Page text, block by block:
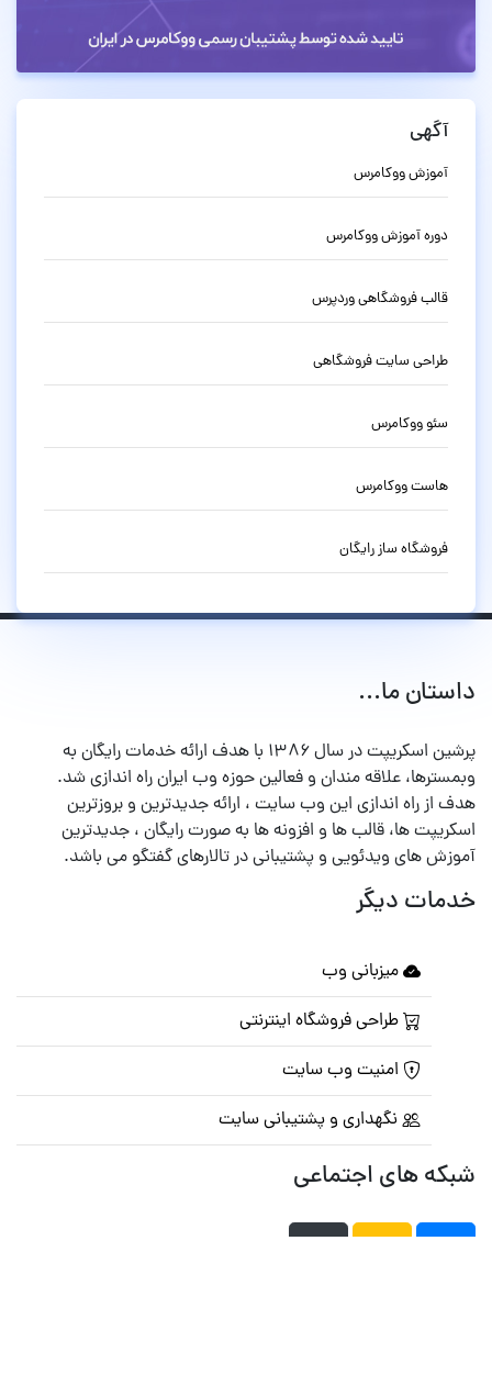
آگهی
آموزش ووکامرس
دوره آموزش ووکامرس
قالب فروشگاهی وردپرس
طراحی سایت فروشگاهی
سئو ووکامرس
هاست ووکامرس
فروشگاه ساز رایگان
داستان ما...
پرشین اسکریپت در سال ۱۳۸۶ با هدف ارائه خدمات رایگان به
وبمسترها، علاقه مندان و فعالین حوزه وب ایران راه اندازی شد.
هدف از راه اندازی این وب سایت ، ارائه جدیدترین و بروزترین
اسکریپت ها، قالب ها و افزونه ها به صورت رایگان ، جدیدترین
آموزش های ویدئویی و پشتیبانی در تالارهای گفتگو می باشد.
خدمات دیگر
میزبانی وب
طراحی فروشگاه اینترنتی
امنیت وب سایت
نگهداری و پشتیبانی سایت
شبکه های اجتماعی